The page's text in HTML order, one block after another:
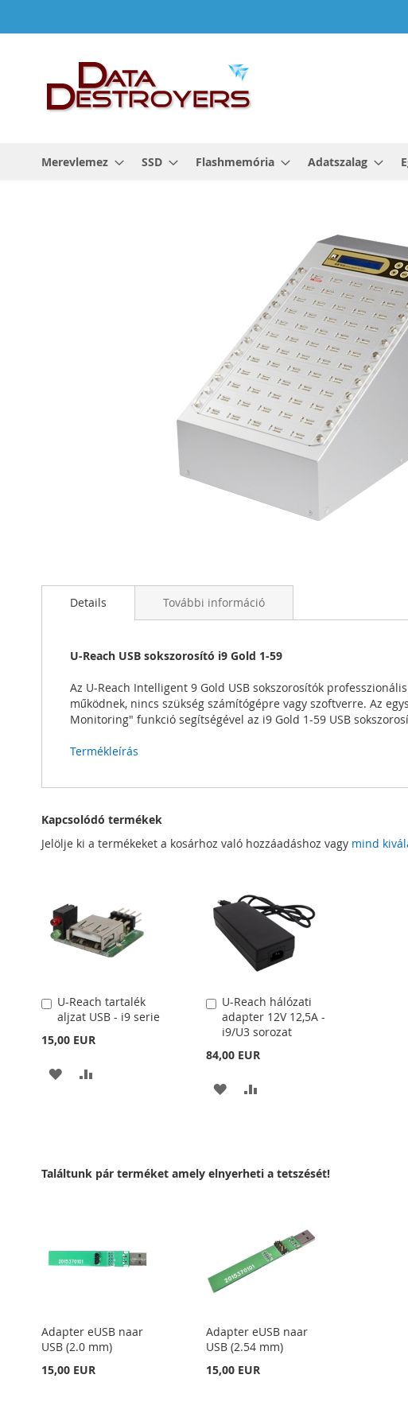
a
Merevlemez SSD Flashmemória Adatszalag
képgaléria
elejéreDetails
U-Reach USB sokszorosító i9 Gold 1-59
Az U-Reach Intelligent 9 Gold USB sokszorosítók
működnek, nincs szükség számítógépre vagy szoftverre. Az
Monitoring" funkció segítségével az i9 Gold 1-59 USB
Termékleírás
További információ
Kapcsolódó termékek
Jelölje ki a termékeket a kosárhoz való hozzáadáshoz vagy mind
U-Reach tartalék
aljzat USB - i9 serie
15,00 EUR
Kosárba
HOZZÁADÁS
U-Reach hálózati
adapter 12V 12,5A -
i9/U3 sorozat
84,00 EUR
Kosárba
HOZZÁADÁS
Találtunk pár terméket amely elnyerheti a tetszését!
Adapter eUSB naar
USB (2.0 mm)
15,00 EUR
Adapter eUSB naar
USB (2.54 mm)
15,00 EUR